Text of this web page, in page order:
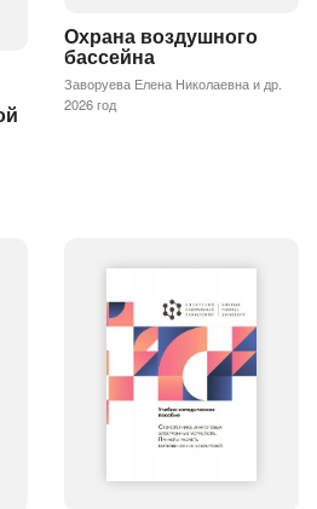
Охрана воздушного
бассейна
Заворуева Елена Николаевна и др.
2026 год